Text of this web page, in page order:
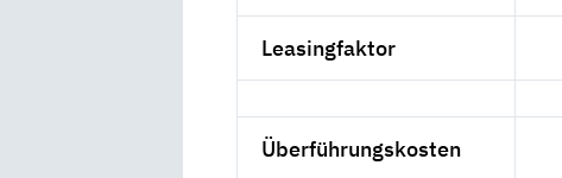
Leasingfaktor
Überführungskosten